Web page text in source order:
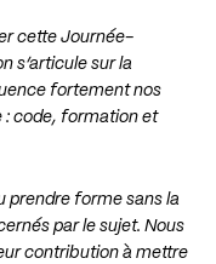
cette Journée-
s’articule sur la
fortement nos
: code, formation et
prendre forme sans la
par le sujet. Nous
contribution à mettre